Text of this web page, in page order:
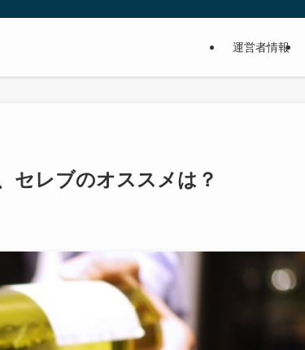
運営者情報
セレブのオススメは？